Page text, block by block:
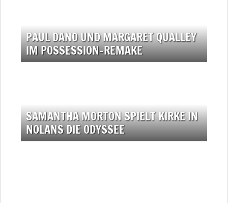
PAUL DANO UND MARGARET QUALLEY
IM POSSESSION-REMAKE
SAMANTHA MORTON SPIELT KIRKE IN
NOLANS DIE ODYSSEE